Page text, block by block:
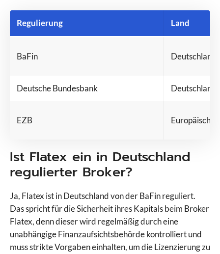
Regulierung Land
BaFin Deutschland
Deutsche Bundesbank Deutschland
EZB Europäische
Ist Flatex ein in Deutschland
regulierter Broker?
Ja, Flatex ist in Deutschland von der BaFin reguliert.
Das spricht für die Sicherheit ihres Kapitals beim Broker
Flatex, denn dieser wird regelmäßig durch eine
unabhängige Finanzaufsichtsbehörde kontrolliert und
muss strikte Vorgaben einhalten, um die Lizenzierung zu